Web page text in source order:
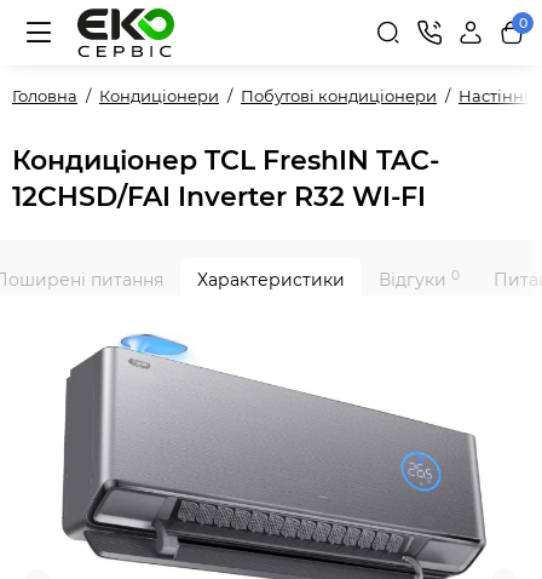
0
Головна Кондиціонери Побутові кондиціонери Настінні
Кондиціонер TCL FreshIN TAC-
12CHSD/FAI Inverter R32 WI-FI
питання Характеристики Відгуки 0